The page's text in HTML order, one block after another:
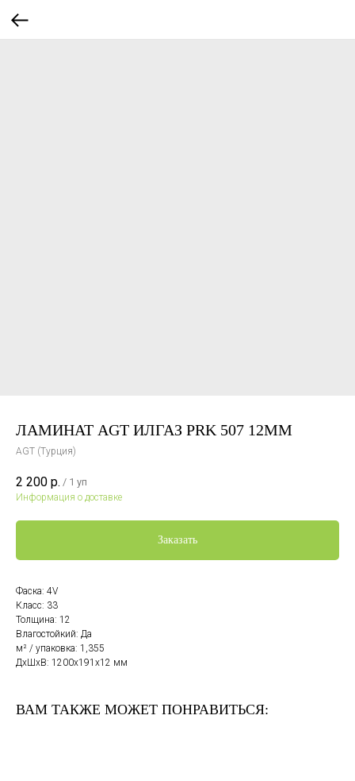
ЛАМИНАТ AGT ИЛГАЗ PRK 507 12ММ
AGT (Турция)
2 200 р. / 1 уп
Информация о доставке
Заказать
Фаска: 4V
Класс: 33
Толщина: 12
Влагостойкий: Да
м² / упаковка: 1,355
ДxШxВ: 1200x191x12 мм
ВАМ ТАКЖЕ МОЖЕТ ПОНРАВИТЬСЯ: